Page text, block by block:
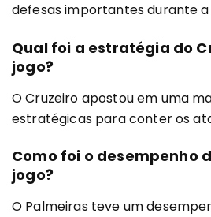
defesas importantes durante
Qual foi a estratégia do
jogo?
O Cruzeiro apostou em uma
estratégicas para conter os
Como foi o desempenho
jogo?
O Palmeiras teve um